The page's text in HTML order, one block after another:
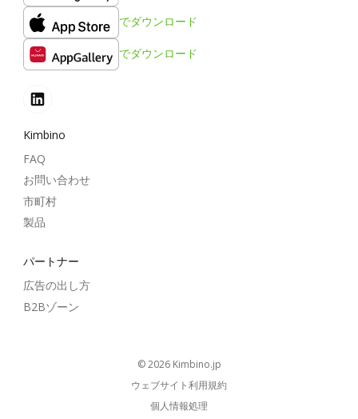
でダウンロード
でダウンロード
Kimbino
FAQ
お問い合わせ
市町村
製品
パートナー
広告の出し方
B2Bゾーン
© 2026 kimbino.jp
ウェブサイト利用規約
個人情報処理